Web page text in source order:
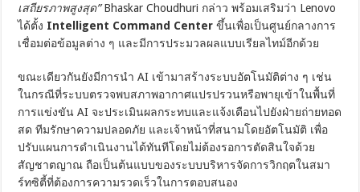
เสถียรภาพสูงสุด”Bhaskar Choudhuri กล่าว พร้อมเสริมว่า Lenovo
ได้ตั้ง Intelligent Command Center ขึ้นเพื่อเป็นศูนย์กลางการ
เชื่อมต่อข้อมูลต่าง ๆ และมีการประมวลผลแบบเรียลไทม์อีกด้วย
ขณะเดียวกันยังมีการนำ AI เข้ามาสร้างระบบอัตโนมัติต่าง ๆ เช่น
ในกรณีที่ระบบตรวจพบสภาพอากาศแปรปรวนหรือพายุเข้าในพื้นที่
การแข่งขัน AI จะประเมินผลกระทบและแจ้งเตือนไปยังฝ่ายถ่ายทอด
สด ทีมรักษาความปลอดภัย และเจ้าหน้าที่สนามโดยอัตโนมัติ เพื่อ
ปรับแผนการดำเนินงานได้ทันทีโดยไม่ต้องรอการตัดสินใจด้วย
สัญชาตญาณ ถือเป็นต้นแบบของระบบบริหารจัดการวิกฤตในสมา
ร์ทซิตี้ที่ต้องการความรวดเร็วในการตอบสนอง